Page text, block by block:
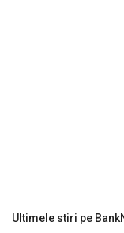
Ultimele stiri pe